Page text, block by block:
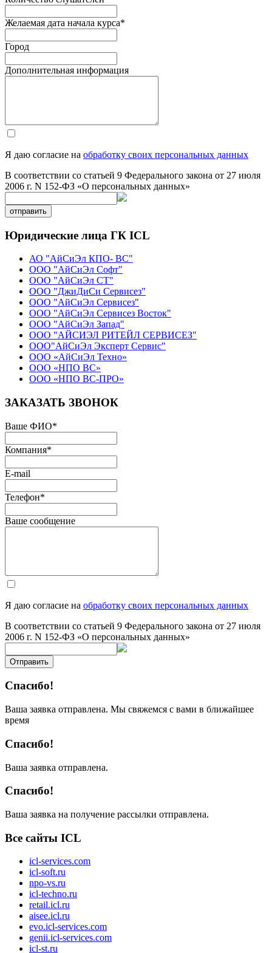
Желаемая дата начала курса*
Город
Дополнительная информация
Я даю согласие на обработку своих персональных данных
В соответствии со статьей 9 Федерального закона от 27 июля
2006 г. N 152-ФЗ «О персональных данных»
отправить
Юридические лица ГК ICL
АО "АйСиЭл КПО- ВС"
ООО "АйСиЭл Софт"
ООО "АйСиЭл СТ"
ООО "ДжиДиСи Сервисез"
ООО "АйСиЭл Сервисез"
ООО "АйСиЭл Сервисез Восток"
ООО "АйСиЭл Запад"
ООО "АЙСИЭЛ РИТЕЙЛ СЕРВИСЕЗ"
ООО"АйСиЭл Эксперт Сервис"
ООО «АйСиЭл Техно»
ООО «НПО ВС»
ООО «НПО ВС-ПРО»
ЗАКАЗАТЬ ЗВОНОК
Ваше ФИО*
Компания*
E-mail
Телефон*
Ваше сообщение
Я даю согласие на обработку своих персональных данных
В соответствии со статьей 9 Федерального закона от 27 июля
2006 г. N 152-ФЗ «О персональных данных»
Отправить
Спасибо!
Ваша заявка отправлена. Мы свяжемся с вами в ближайшее
время
Спасибо!
Ваша заявка отправлена.
Спасибо!
Ваша заявка на получение рассылки отправлена.
Все сайты ICL
icl-services.com
icl-soft.ru
npo-vs.ru
icl-techno.ru
retail.icl.ru
aisee.icl.ru
evo.icl-services.com
genii.icl-services.com
icl-st.ru